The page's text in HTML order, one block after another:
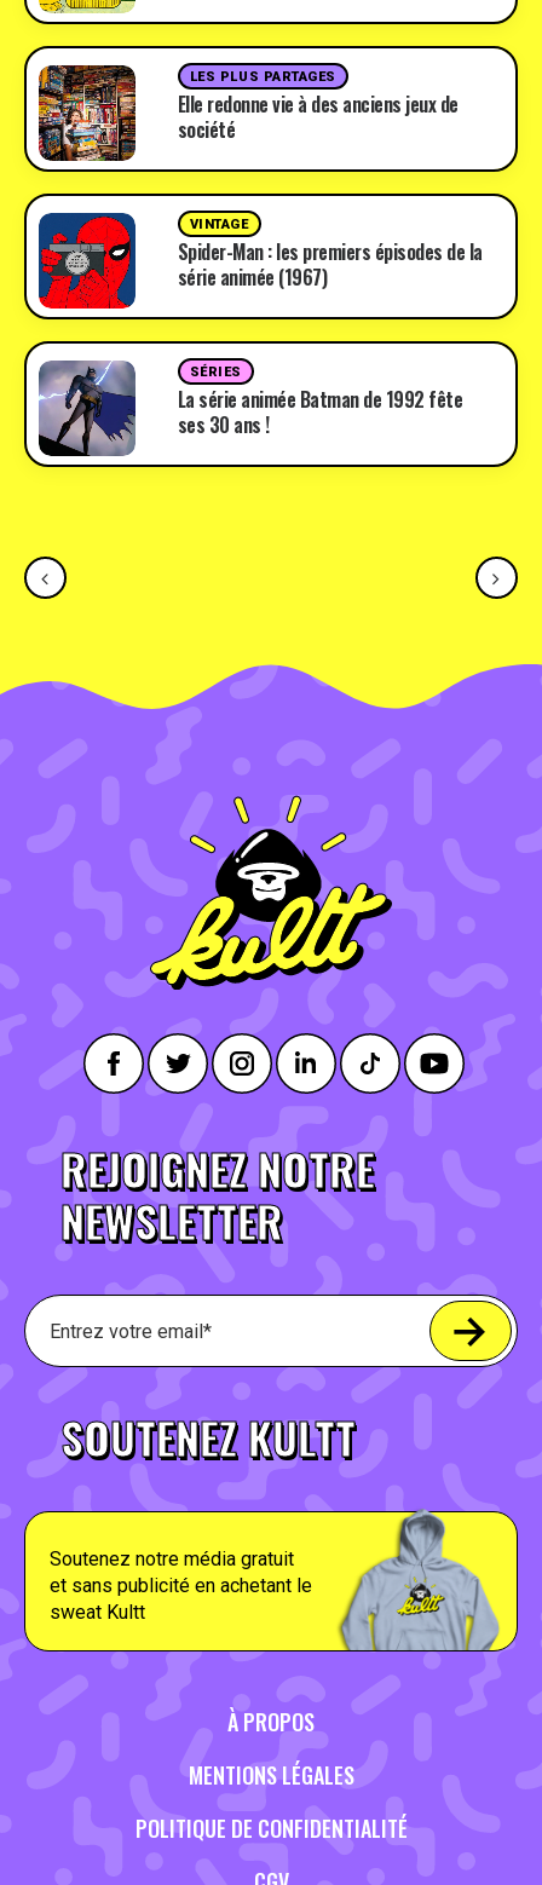
LES PLUS PARTAGES
Elle redonne vie à des anciens jeux de
société
VINTAGE
Spider-Man : les premiers épisodes de la
série animée (1967)
SÉRIES
La série animée Batman de 1992 fête
ses 30 ans !
REJOIGNEZ NOTRE
NEWSLETTER
SOUTENEZ KULTT
Soutenez notre média gratuit
et sans publicité en achetant le
sweat Kultt
À PROPOS
MENTIONS LÉGALES
POLITIQUE DE CONFIDENTIALITÉ